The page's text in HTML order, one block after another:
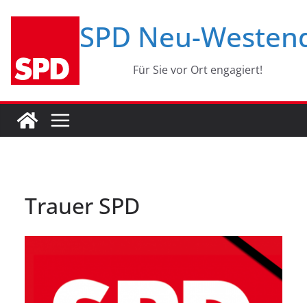
SPD Neu-
Für Sie vor Ort engagiert!
Trauer SPD